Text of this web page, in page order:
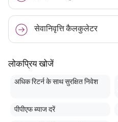
सेवानिवृत्ति कैलकुलेटर
लोकप्रिय खोजें
अधिक रिटर्न के साथ सुरक्षित निवेश
पीपीएफ ब्याज दरें